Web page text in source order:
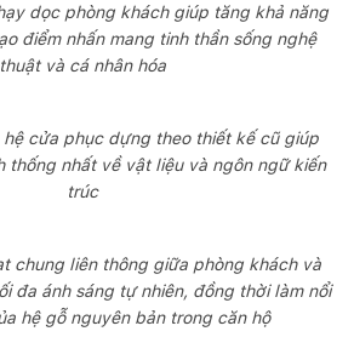
dọc phòng khách giúp tăng khả năng
điểm nhấn mang tinh thần sống nghệ
thuật và cá nhân hóa
hệ cửa phục dựng theo thiết kế cũ giúp
thống nhất về vật liệu và ngôn ngữ kiến
trúc
chung liên thông giữa phòng khách và
đa ánh sáng tự nhiên, đồng thời làm nổi
hệ gỗ nguyên bản trong căn hộ